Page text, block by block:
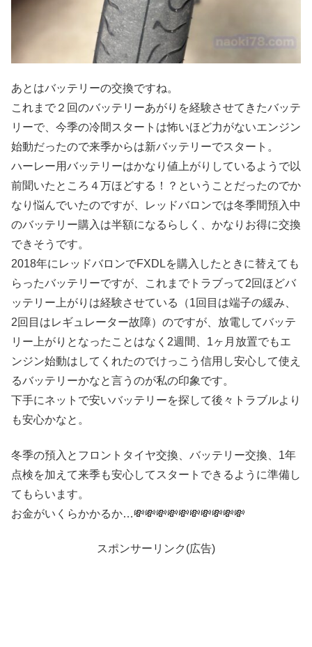
あとはバッテリーの交換ですね。
これまで２回のバッテリーあがりを経験させてきたバッテ
リーで、今季の冷間スタートは怖いほど力がないエンジン
始動だったので来季からは新バッテリーでスタート。
ハーレー用バッテリーはかなり値上がりしているようで以
前聞いたところ４万ほどする！？ということだったのでか
なり悩んでいたのですが、レッドバロンでは冬季間預入中
のバッテリー購入は半額になるらしく、かなりお得に交換
できそうです。
2018年にレッドバロンでFXDLを購入したときに替えても
らったバッテリーですが、これまでトラブって2回ほどバ
ッテリー上がりは経験させている（1回目は端子の緩み、
2回目はレギュレーター故障）のですが、放電してバッテ
リー上がりとなったことはなく2週間、1ヶ月放置でもエ
ンジン始動はしてくれたのでけっこう信用し安心して使え
るバッテリーかなと言うのが私の印象です。
下手にネットで安いバッテリーを探して後々トラブルより
も安心かなと。
冬季の預入とフロントタイヤ交換、バッテリー交換、1年
点検を加えて来季も安心してスタートできるように準備し
てもらいます。
お金がいくらかかるか…💸💸💸💸💸💸💸💸💸💸
スポンサーリンク(広告)